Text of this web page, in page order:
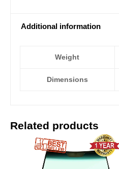
Additional information
Weight
Dimensions
Related products